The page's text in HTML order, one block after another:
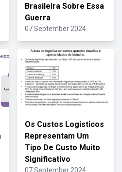
Brasileira Sobre Essa
Guerra
07 September 2024
Os Custos Logisticos
Representam Um
Tipo De Custo Muito
Significativo
07 September 2024